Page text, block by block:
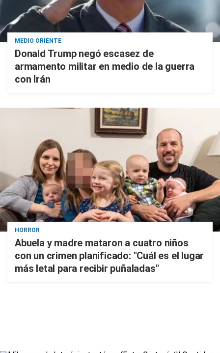
MEDIO ORIENTE
Donald Trump negó escasez de
armamento militar en medio de la guerra
con Irán
HORROR
Abuela y madre mataron a cuatro niños
con un crimen planificado: "Cuál es el lugar
más letal para recibir puñaladas"